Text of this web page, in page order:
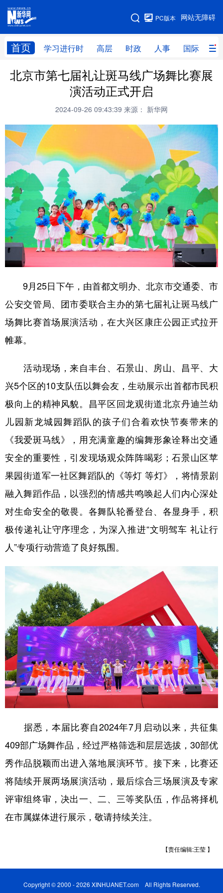
网站无障碍
PC版本
首页 学习进行时 高层 时政 人事 国际 财
网站地图
学习进行时 高层 时政 人事
财经 网评
科技 量子 体育
文化 书画 军事
访谈 图片 政务
法律 中央文件 金融 汽车
食品 人居 信息化 数字经济
学术中国 乡村振兴 银龄 溯源中国
会展
彩票 娱乐 时尚 悦读
公益 一带一路 亚太网 上市公司
文化产业
地方频道
北京 天津 河北 山西
辽宁 吉林 上海 江苏
浙江 安徽 福建 江西
四川 贵州 云南 西藏
陕西 甘肃 青海 宁夏
新疆 内蒙古 黑龙江
多语种频道
English Español Français
Русский язык 日本語 한국어
Deutsch Português
北京市第七届礼让斑马线广场舞比赛展
演活动正式开启
2024-09-26 09:43:39 来源： 新华网
9月25日下午，由首都文明办、北京市交通委、市
公安交管局、团市委联合主办的第七届礼让斑马线广
场舞比赛首场展演活动，在大兴区康庄公园正式拉开
帷幕。
活动现场，来自丰台、石景山、房山、昌平、大
兴5个区的10支队伍以舞会友，生动展示出首都市民积
极向上的精神风貌。昌平区回龙观街道北京丹迪兰幼
儿园新龙城园舞蹈队的孩子们合着欢快节奏带来的
《我爱斑马线》，用充满童趣的编舞形象诠释出交通
安全的重要性，引发现场观众阵阵喝彩；石景山区苹
果园街道军一社区舞蹈队的《等灯 等灯》，将情景剧
融入舞蹈作品，以强烈的情感共鸣唤起人们内心深处
对生命安全的敬畏。各舞队轮番登台、各显身手，积
极传递礼让守序理念，为深入推进“文明驾车 礼让行
人”专项行动营造了良好氛围。
据悉，本届比赛自2024年7月启动以来，共征集
409部广场舞作品，经过严格筛选和层层选拔，30部优
秀作品脱颖而出进入落地展演环节。接下来，比赛还
将陆续开展两场展演活动，最后综合三场展演及专家
评审组终审，决出一、二、三等奖队伍，作品将择机
在市属媒体进行展示，敬请持续关注。
【责任编辑:王莹 】
Copyright © 2000 - 2026 XINHUANET.com All Rights Reserved.